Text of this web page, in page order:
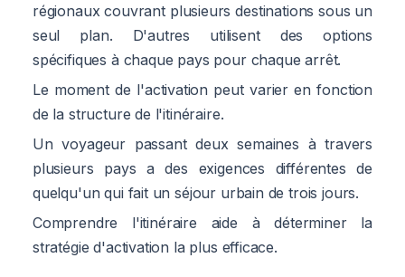
régionaux couvrant plusieurs destinations sous un
seul plan. D'autres utilisent des options
spécifiques à chaque pays pour chaque arrêt.
Le moment de l'activation peut varier en fonction
de la structure de l'itinéraire.
Un voyageur passant deux semaines à travers
plusieurs pays a des exigences différentes de
quelqu'un qui fait un séjour urbain de trois jours.
Comprendre l'itinéraire aide à déterminer la
stratégie d'activation la plus efficace.